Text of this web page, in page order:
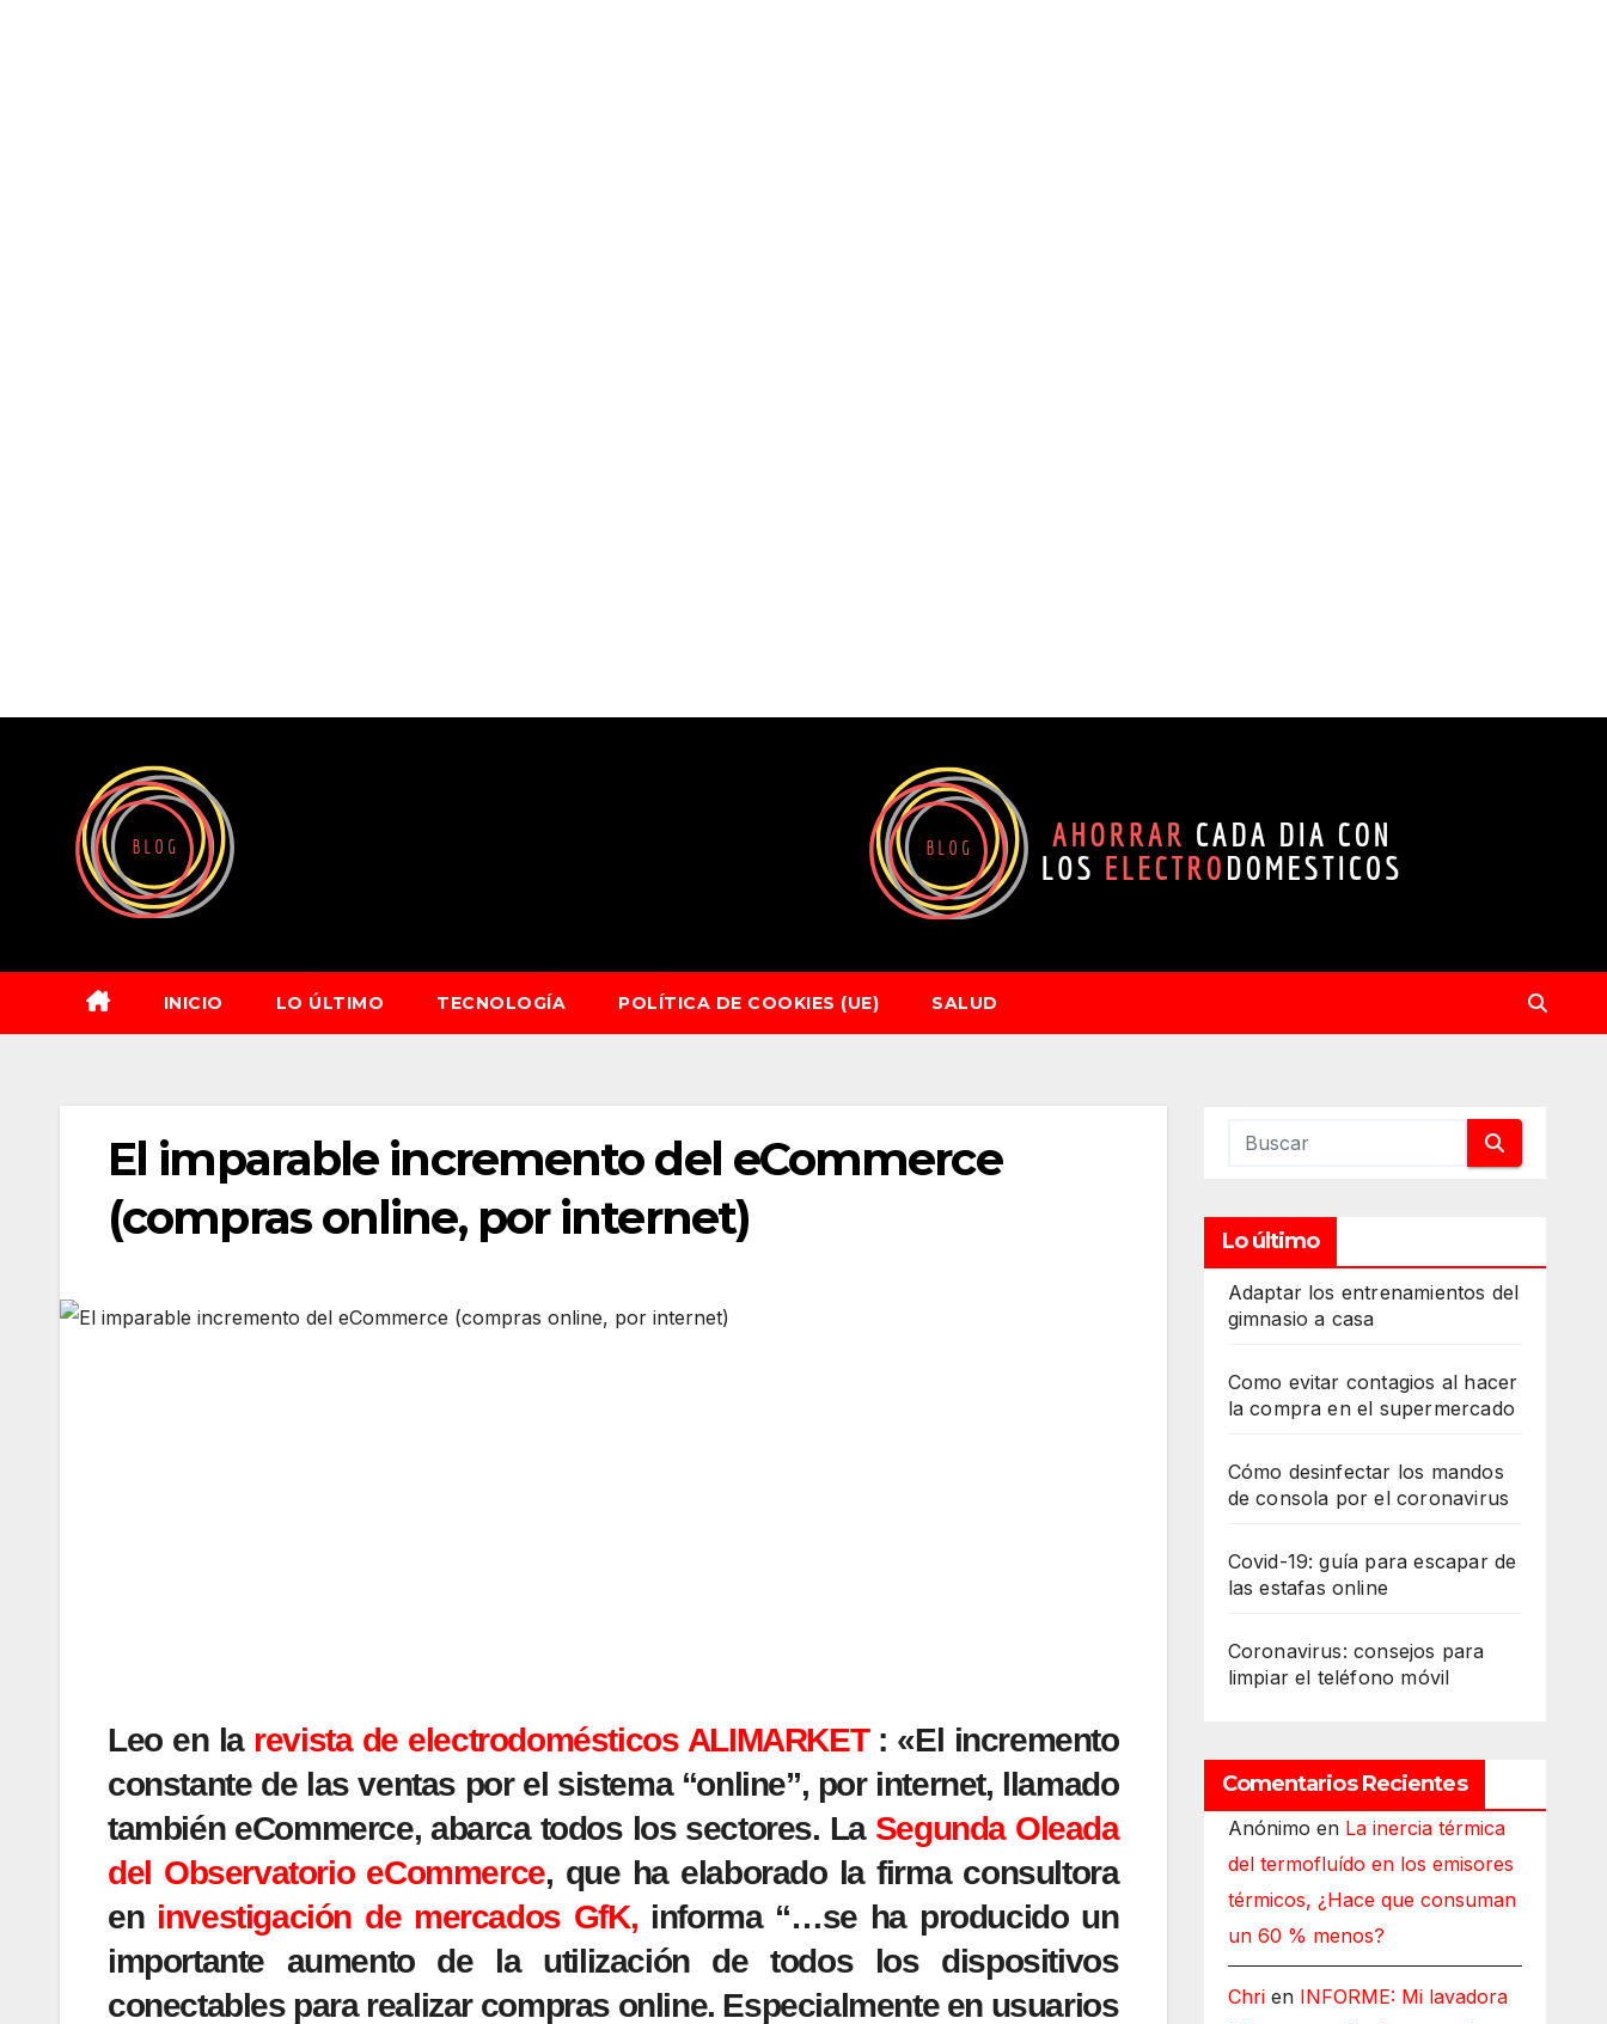
contenido
INICIO LO ÚLTIMO TECNOLOGÍA POLÍTICA DE COOKIES (UE) SALUD
El imparable incremento del eCommerce
(compras online, por internet)
Leo en la revista de electrodomésticos ALIMARKET: «El incremento
constante de las ventas por el sistema “online”, por internet, llamado
también eCommerce, abarca todos los sectores. La Segunda Oleada
del Observatorio eCommerce, que ha elaborado la firma consultora
en investigación de mercados GfK, informa “…se ha producido un
importante aumento de la utilización de todos los dispositivos
conectables para realizar compras online. Especialmente en usuarios
Lo último
Adaptar los entrenamientos del
gimnasio a casa
Como evitar contagios al hacer
la compra en el supermercado
Cómo desinfectar los mandos
de consola por el coronavirus
Covid-19: guía para escapar de
las estafas online
Coronavirus: consejos para
limpiar el teléfono móvil
Comentarios Recientes
Anónimo en La inercia térmica
del termofluído en los emisores
térmicos, ¿Hace que consuman
un 60 % menos?
Chrien INFORME: Mi lavadora